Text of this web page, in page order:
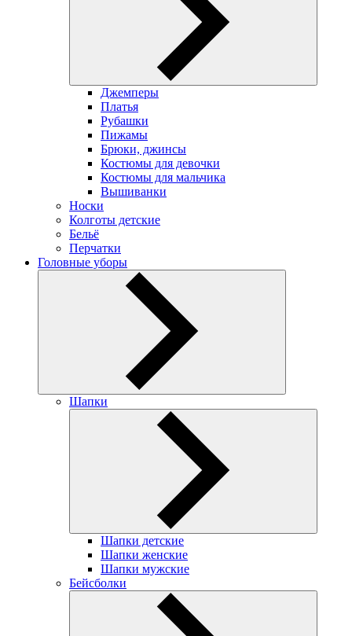
Джемперы
Платья
Рубашки
Пижамы
Брюки, джинсы
Костюмы для девочки
Костюмы для мальчика
Вышиванки
Носки
Колготы детские
Бельё
Перчатки
Головные уборы
Шапки
Шапки детские
Шапки женские
Шапки мужские
Бейсболки